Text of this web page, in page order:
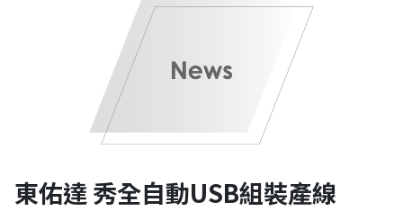
東佑達 秀全自動USB組裝產線